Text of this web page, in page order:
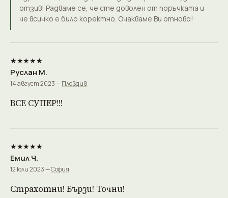
отзив! Радваме се, че сте доволен от поръчката и
че всичко е било коректно. Очакваме Ви отново!
★★★★★
Руслан М.
14 август 2023 —Пловдив
ВСЕ СУПЕР!!!
★★★★★
Емил Ч.
12 юли 2023 —София
Страхотни! Бързи! Точни!